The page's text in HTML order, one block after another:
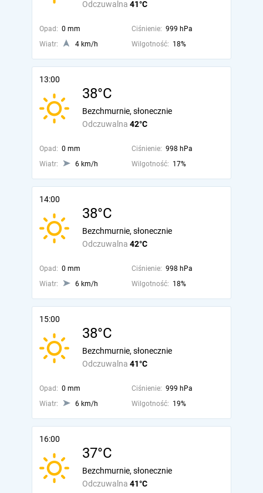
Odczuwalna 41°C
Opad: 0 mm Ciśnienie: 999 hPa
Wiatr:
4 km/h Wilgotność: 18%
13:00
38°C
Odczuwalna 42°C
Bezchmurnie, słonecznie
Opad: 0 mm Ciśnienie: 998 hPa
Wiatr:
6 km/h Wilgotność: 17%
14:00
38°C
Odczuwalna 42°C
Bezchmurnie, słonecznie
Opad: 0 mm Ciśnienie: 998 hPa
Wiatr:
6 km/h Wilgotność: 18%
15:00
38°C
Odczuwalna 41°C
Bezchmurnie, słonecznie
Opad: 0 mm Ciśnienie: 999 hPa
Wiatr:
6 km/h Wilgotność: 19%
16:00
37°C
Odczuwalna 41°C
Bezchmurnie, słonecznie